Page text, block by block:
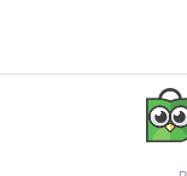
Dari mana Saya
maupun nomor
Saya Sudah